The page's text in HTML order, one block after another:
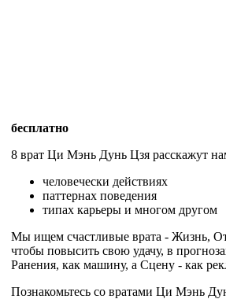
бесплатно
8 врат Ци Мэнь Дунь Цзя расскажут
человечески действиях
паттернах поведения
типах карьеры и многом другом
Мы ищем счастливые врата - Жизнь,
чтобы повысить свою удачу, в
Ранения, как машину, а Сцену - как
Познакомьтесь со вратами Ци Мэнь